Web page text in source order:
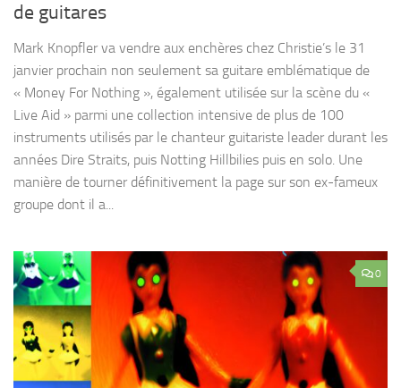
de guitares
Mark Knopfler va vendre aux enchères chez Christie’s le 31
janvier prochain non seulement sa guitare emblématique de
« Money For Nothing », également utilisée sur la scène du «
Live Aid » parmi une collection intensive de plus de 100
instruments utilisés par le chanteur guitariste leader durant les
années Dire Straits, puis Notting Hillbilies puis en solo. Une
manière de tourner définitivement la page sur son ex-fameux
groupe dont il a...
0